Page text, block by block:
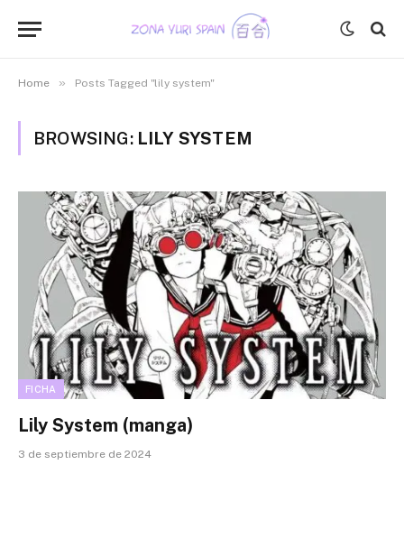
Home » Posts Tagged "lily system"
BROWSING: LILY SYSTEM
FICHA
Lily System (manga)
3 de septiembre de 2024